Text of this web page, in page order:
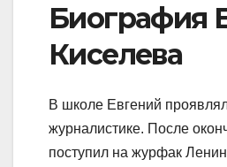
Биография
Киселева
В школе Евгений
журналистике. После
поступил на журфак